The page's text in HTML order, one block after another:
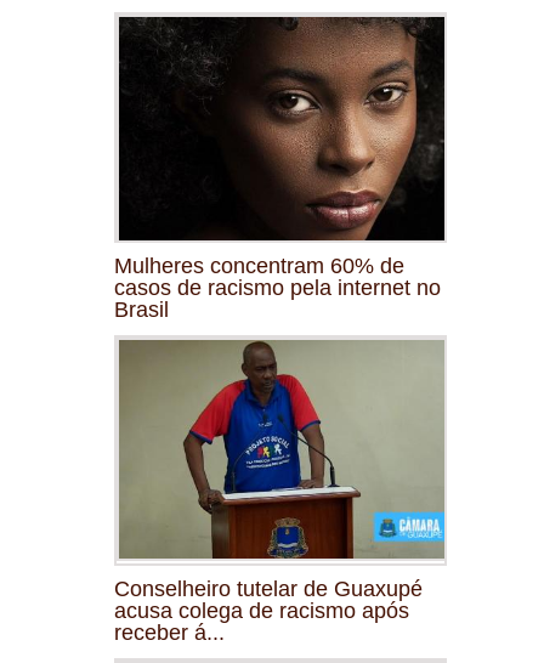
Mulheres concentram 60% de
casos de racismo pela internet no
Brasil
Conselheiro tutelar de Guaxupé
acusa colega de racismo após
receber á...